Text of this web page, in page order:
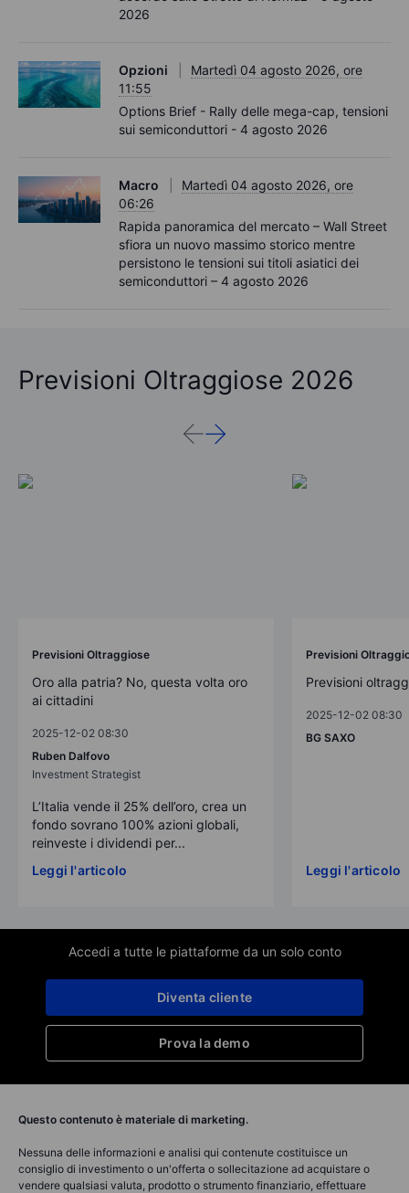
2026
Opzioni
Martedì 04 agosto 2026, ore
11:55
Options Brief - Rally delle mega-cap, tensioni
sui semiconduttori - 4 agosto 2026
Macro
Martedì 04 agosto 2026, ore
06:26
Rapida panoramica del mercato – Wall Street
sfiora un nuovo massimo storico mentre
persistono le tensioni sui titoli asiatici dei
semiconduttori – 4 agosto 2026
Previsioni Oltraggiose 2026
Previsioni Oltraggiose
Oro alla patria? No, questa volta oro
ai cittadini
2025-12-02 08:30
Ruben Dalfovo
Investment Strategist
L’Italia vende il 25% dell’oro, crea un
fondo sovrano 100% azioni globali,
reinveste i dividendi per...
Leggi l'articolo
Previsioni
Previsioni
2025-12-02 08:30
BG SAXO
Leggi l'articolo
Accedi a tutte le piattaforme da un solo conto
Prova la demo
Diventa cliente
Questo contenuto è materiale di marketing.
Nessuna delle informazioni e analisi qui contenute costituisce un
consiglio di investimento o un'offerta o sollecitazione ad acquistare o
vendere qualsiasi valuta, prodotto o strumento finanziario, effettuare